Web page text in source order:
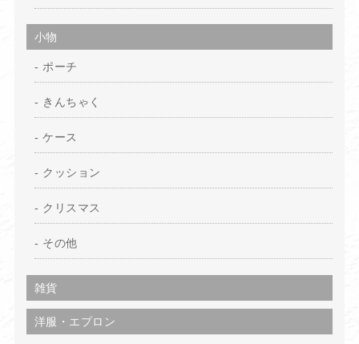
小物
ポーチ
きんちゃく
ケース
クッション
クリスマス
その他
雑貨
洋服・エプロン